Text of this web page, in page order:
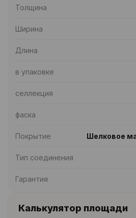
Толщина
Ширина
Длина
в упаковке
селлекция
фаска
Покрытие Шелковое
Тип соединения
Гарантия
Калькулятор площади